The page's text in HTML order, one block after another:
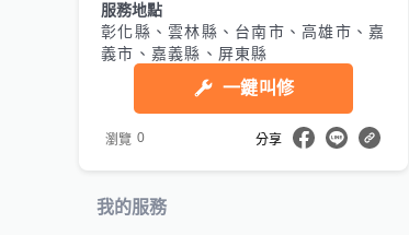
服務地點
彰化縣、雲林縣、台南市、高雄市、嘉
義市、嘉義縣、屏東縣
一鍵叫修
瀏覽 0 分享
我的服務